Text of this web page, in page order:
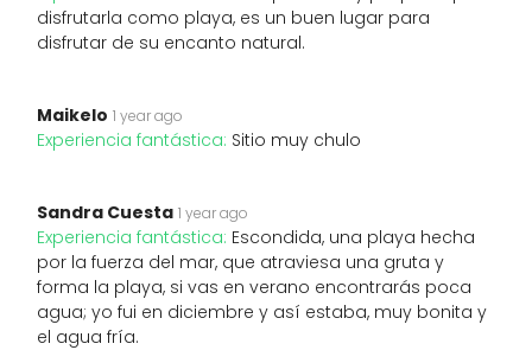
disfrutarla como playa, es un buen lugar para
disfrutar de su encanto natural.
Maikelo 1 year ago
Experiencia fantástica: Sitio muy chulo
Sandra Cuesta 1 year ago
Experiencia fantástica: Escondida, una playa hecha
por la fuerza del mar, que atraviesa una gruta y
forma la playa, si vas en verano encontrarás poca
agua; yo fui en diciembre y así estaba, muy bonita y
el agua fría.